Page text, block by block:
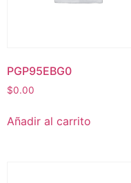
PGP95EBG0
$0.00
Añadir al carrito